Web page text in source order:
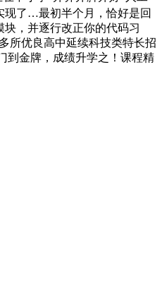
了…最初半个月，恰好是回
，并逐行改正你的代码习
所优良高中延续科技类特长招
到金牌，成绩升学之！课程精